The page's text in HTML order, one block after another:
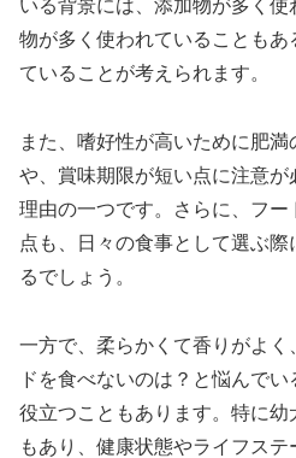
いる背景には、添加物が多く
物が多く使われていることも
ていることが考えられます。
また、嗜好性が高いために肥
や、賞味期限が短い点に注意
理由の一つです。さらに、フ
点も、日々の食事として選ぶ
るでしょう。
一方で、柔らかくて香りがよ
ドを食べないのは？と悩んで
役立つこともあります。特に
もあり、健康状態やライフス